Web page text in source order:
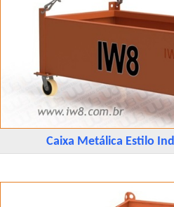
Caixa Metálica Estilo